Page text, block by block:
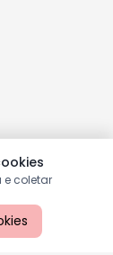
e coletar